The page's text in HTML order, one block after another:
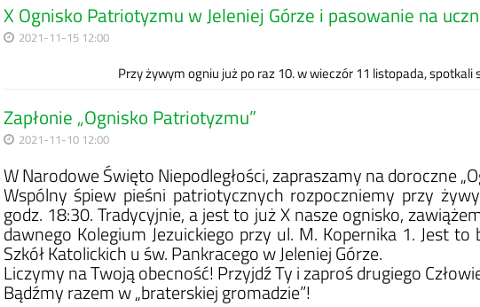
X Ognisko Patriotyzmu w Jeleniej Górze i pasowanie na
2021-11-15 12:00
Przy żywym ogniu już po raz 10. w wieczór 11 listopada, spotkali
Zapłonie „Ognisko Patriotyzmu”
2021-11-10 12:00
W Narodowe Święto Niepodległości, zapraszamy na doroczne
Wspólny śpiew pieśni patriotycznych rozpoczniemy przy
godz. 18:30. Tradycyjnie, a jest to już X nasze ognisko,
dawnego Kolegium Jezuickiego przy ul. M. Kopernika 1. Jest
Szkół Katolickich u św. Pankracego w Jeleniej Górze.
Liczymy na Twoją obecność! Przyjdź Ty i zaproś drugiego
Bądźmy razem w „braterskiej gromadzie”!